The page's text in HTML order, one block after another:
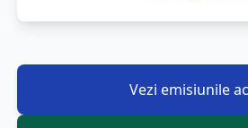
Vezi emisiunile